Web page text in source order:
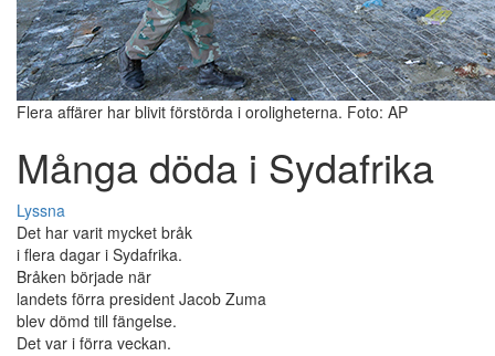
Flera affärer har blivit förstörda i oroligheterna. Foto: AP
Många döda i Sydafrika
Lyssna
Det har varit mycket bråk
i flera dagar i Sydafrika.
Bråken började när
landets förra president Jacob Zuma
blev dömd till fängelse.
Det var i förra veckan.